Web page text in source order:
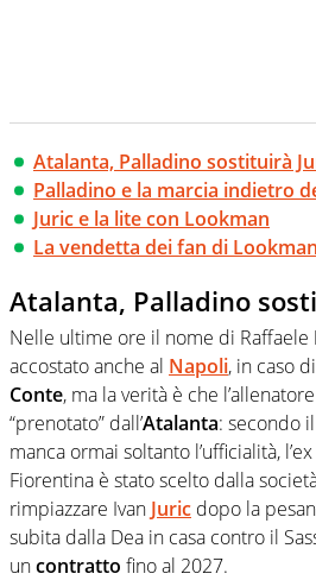
Atalanta, Palladino sostituirà
Palladino e la marcia indietro
Juric e la lite con Lookman
La vendetta dei fan di Lookman
Atalanta, Palladino
Nelle ultime ore il nome di Raffaele
accostato anche al Napoli, in caso
Conte, ma la verità è che
“prenotato” dall’Atalanta: secondo
manca ormai soltanto l’ufficialità,
Fiorentina è stato scelto dalla
rimpiazzare Ivan Juric dopo la
subita dalla Dea in casa contro il
uncontratto fino al 2027.